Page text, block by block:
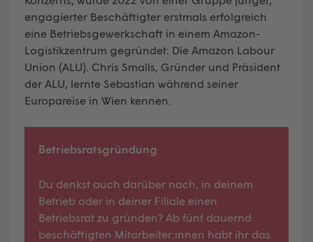
engagierter Beschäftigter erstmals erfolgreich
eine Betriebsgewerkschaft in einem Amazon-
Logistikzentrum gegründet: Die Amazon Labour
Union (ALU). Chris Smalls, Gründer und Präsident
der ALU, lernte Sebastian während seiner
Europareise in Wien kennen.
Betriebsratsgründung
Du denkst auch darüber nach, in deinem
Betrieb oder in deiner Filiale einen
Betriebsrat zu gründen? Ab fünf dauernd
beschäftigten Mitarbeiter:innen habt ihr das